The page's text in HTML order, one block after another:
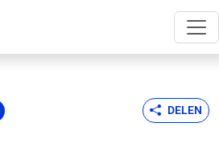
DELEN